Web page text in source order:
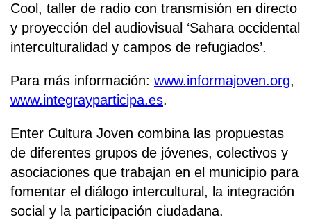
Cool, taller de radio con transmisión en directo
y proyección del audiovisual ‘Sahara occidental
interculturalidad y campos de refugiados’.
Para más información: www.informajoven.org,
www.integrayparticipa.es.
Enter Cultura Joven combina las propuestas
de diferentes grupos de jóvenes, colectivos y
asociaciones que trabajan en el municipio para
fomentar el diálogo intercultural, la integración
social y la participación ciudadana.